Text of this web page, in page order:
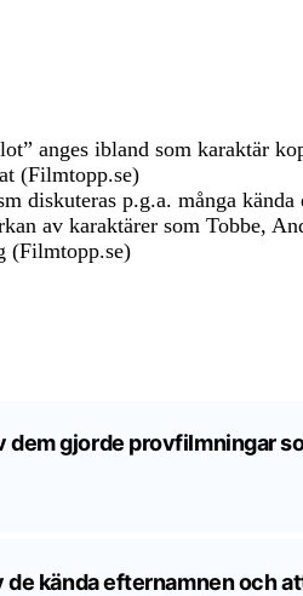
anges ibland som karaktär
(Filmtopp.se)
diskuteras p.g.a. många
av karaktärer som Tobbe,
(Filmtopp.se)
dem gjorde provfilmningar
kända efternamnen och